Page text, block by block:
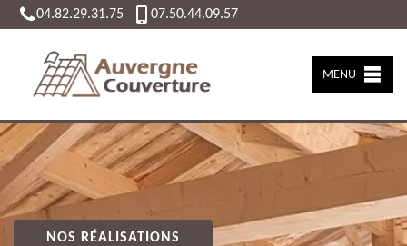
04.82.29.31.75 07.50.44.09.57
MENU
NOS RÉALISATIONS